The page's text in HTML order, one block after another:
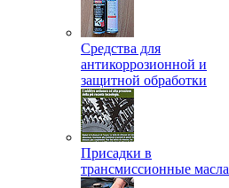
Средства для
антикоррозионной и
защитной обработки
Присадки в
трансмиссионные масла